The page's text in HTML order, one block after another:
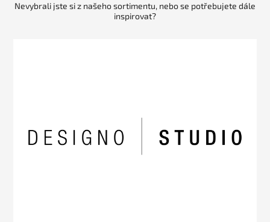
Nevybrali jste si z našeho sortimentu, nebo se potřebujete dále
inspirovat?